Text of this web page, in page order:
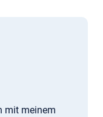
mit meinem